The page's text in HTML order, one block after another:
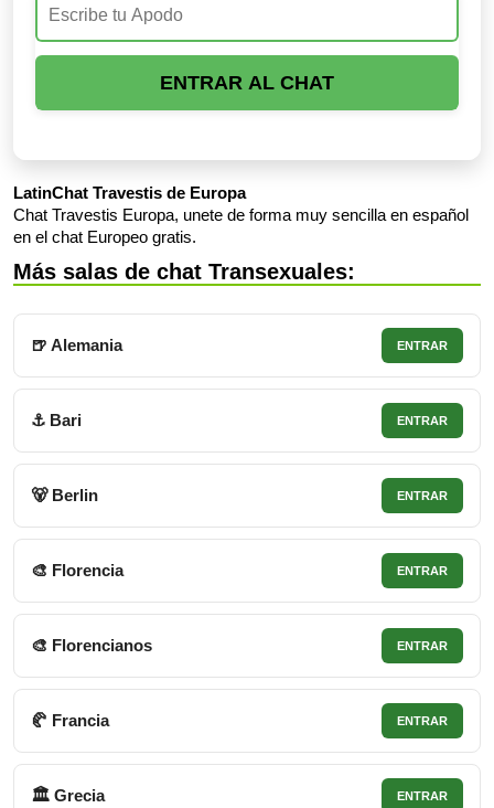
ENTRAR AL CHAT
LatinChat Travestis de Europa
Chat Travestis Europa, unete de forma muy sencilla en español
en el chat Europeo gratis.
Más salas de chat Transexuales:
🍺 Alemania ENTRAR
⚓ Bari ENTRAR
🐻 Berlin ENTRAR
🎨 Florencia ENTRAR
🎨 Florencianos ENTRAR
🥐 Francia ENTRAR
🏛 Grecia ENTRAR